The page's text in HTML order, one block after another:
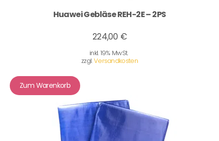
Huawei Gebläse REH-2E – 2PS
224,00 €
inkl. 19% MwSt.
zzgl.Versandkosten
Zum Warenkorb